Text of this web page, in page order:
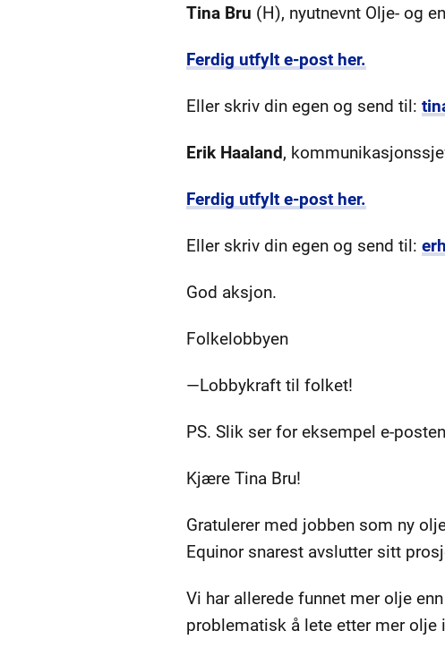
Tina Bru (H), nyutnevnt Olje- og
Ferdig utfylt e-post her.
Eller skriv din egen og send til:
Erik Haaland,
Ferdig utfylt e-post her.
Eller skriv din egen og send til:
God aksjon.
Folkelobbyen
—Lobbykraft til folket!
PS. Slik ser for eksempel e-
Kjære Tina Bru!
Gratulerer med jobben som ny
Equinor snarest avslutter sitt
Vi har allerede funnet mer olje
problematisk å lete etter mer olje